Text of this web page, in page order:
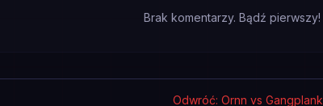
Brak komentarzy. Bądź pierwszy!
Odwróć: Ornn vs Gangplank